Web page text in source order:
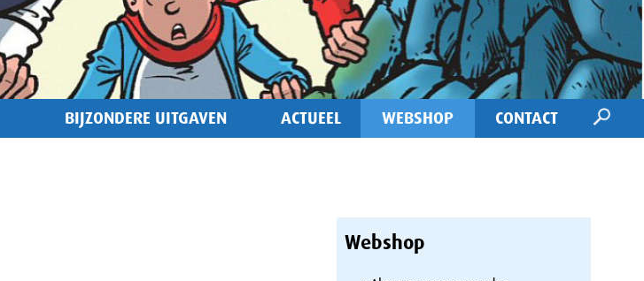
BIJZONDERE UITGAVEN ACTUEEL WEBSHOP CONTACT
Webshop